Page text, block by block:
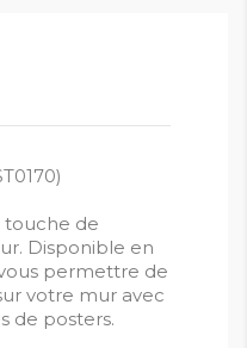
touche de
Disponible en
permettre de
votre mur avec
de posters.